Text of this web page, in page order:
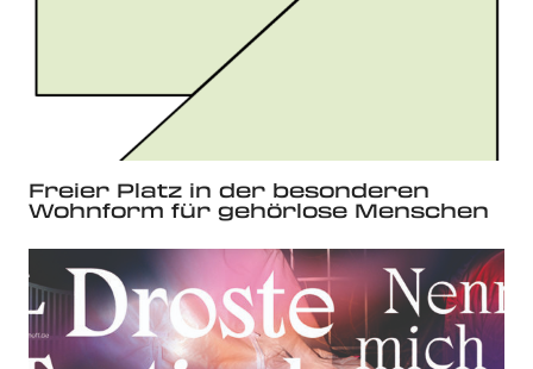
Freier Platz in der besonderen
Wohnform für gehörlose Menschen